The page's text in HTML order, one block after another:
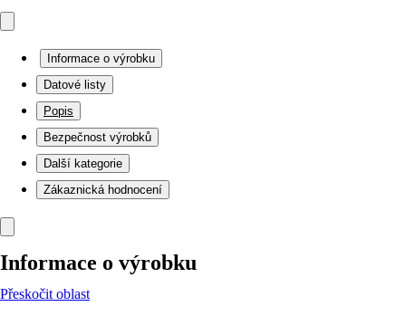
Informace o výrobku
Datové listy
Popis
Bezpečnost výrobků
Další kategorie
Zákaznická hodnocení
Informace o výrobku
Přeskočit oblast